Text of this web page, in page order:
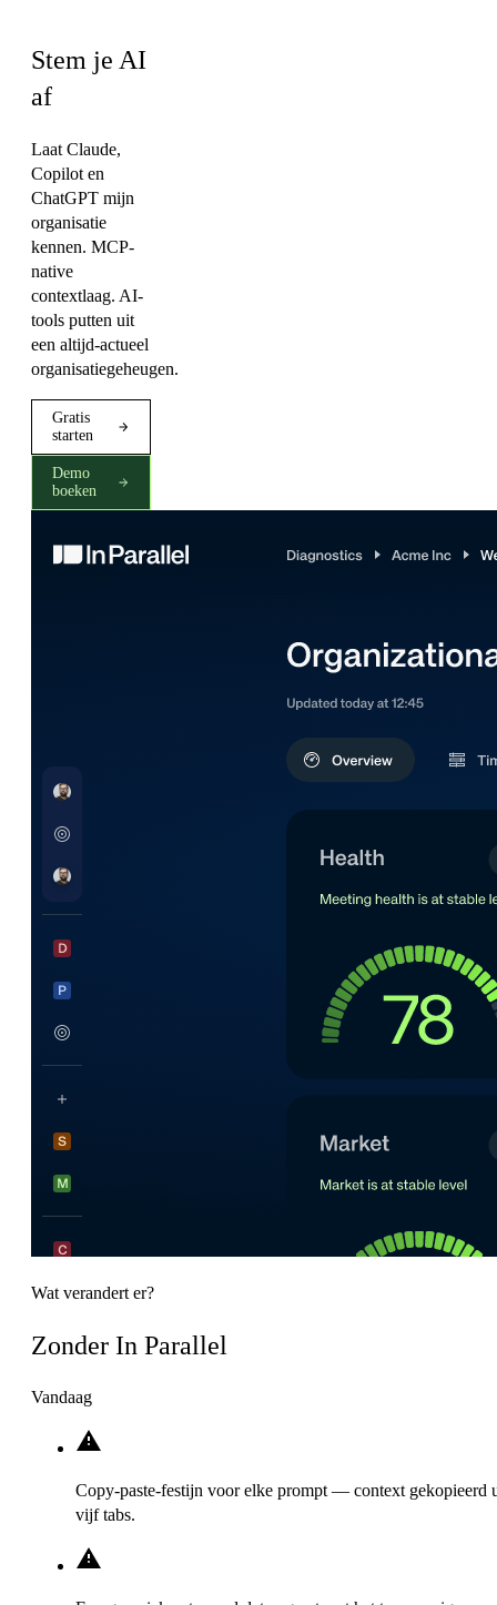
Stem je AI
af
Laat Claude,
Copilot en
ChatGPT mijn
organisatie
kennen. MCP-
native
contextlaag. AI-
tools putten uit
een altijd-actueel
organisatiegeheugen.
Gratis
starten
Demo
boeken
Wat verandert er?
Zonder In Parallel
Vandaag
Copy-paste-festijn voor elke prompt — context gekopieerd
vijf tabs.